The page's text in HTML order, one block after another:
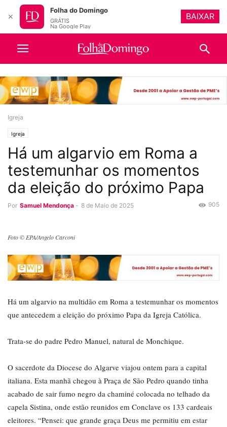
Igreja
Igreja
Há um algarvio em Roma a
testemunhar os momentos
da eleição do próximo Papa
Por Samuel Mendonça - 8 de Maio de 2025 905
Foto © EPA/Angelo Carconi
Há um algarvio na multidão em Roma a testemunhar os momentos
que antecedem a eleição do próximo Papa da Igreja Católica.
Trata-se do padre Pedro Manuel, natural de Monchique.
O sacerdote da Diocese do Algarve viajou ontem para a capital
italiana. Esta manhã chegou à Praça de São Pedro quando tinha
acabado de sair fumo negro da chaminé colocada no telhado da
capela Sistina, onde estão reunidos em Conclave os 133 cardeais
eleitores. “Pensei: que grande graça Deus me permitiu em estar
✕
Folha do Domingo
GRÁTIS
Na Google Play
BAIXAR